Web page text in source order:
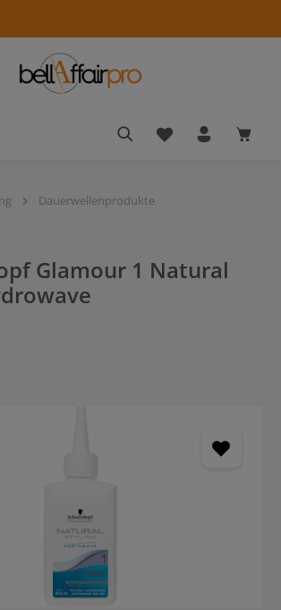
Du hast 0
Dauerwellenprodukte
Glamour 1 Natural